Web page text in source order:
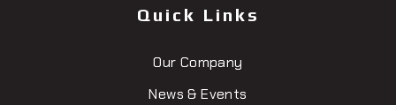
Quick Links
Our Company
News & Events